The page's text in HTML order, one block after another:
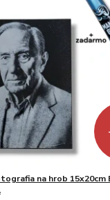
na hrob 15x20cm